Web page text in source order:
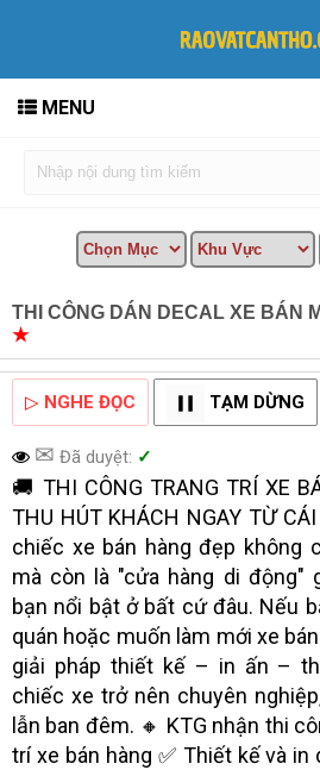
MENU
THI CÔNG DÁN DECAL XE BÁN
★
▷ NGHE ĐỌC TẠM DỪNG
✉ Đã duyệt: ✓
🚚 THI CÔNG TRANG TRÍ XE
THU HÚT KHÁCH NGAY TỪ
chiếc xe bán hàng đẹp không
mà còn là "cửa hàng di động"
bạn nổi bật ở bất cứ đâu. Nếu
quán hoặc muốn làm mới xe
giải pháp thiết kế – in ấn –
chiếc xe trở nên chuyên
lẫn ban đêm. 🔸 KTG nhận thi
trí xe bán hàng ✅ Thiết kế và in